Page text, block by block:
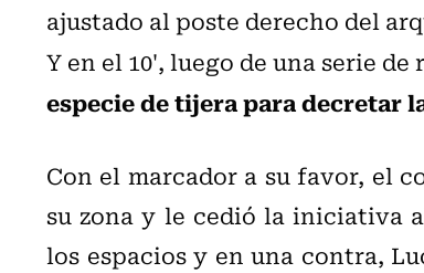
ajustado al poste derecho del
Y en el 10', luego de una serie
especie de tijera para decretar
Con el marcador a su favor, el
su zona y le cedió la iniciativa
los espacios y en una contra,